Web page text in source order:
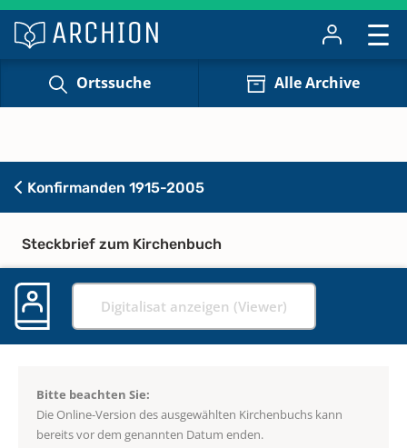
Ortssuche Alle Archive
Konfirmanden 1915-2005
Steckbrief zum Kirchenbuch
Digitalisat anzeigen (Viewer)
Bitte beachten Sie:
Die Online-Version des ausgewählten Kirchenbuchs kann
bereits vor dem genannten Datum enden.